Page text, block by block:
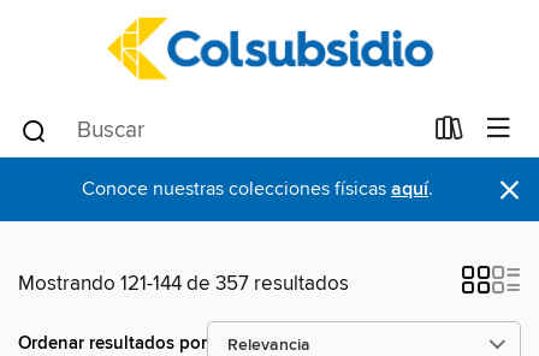
Conoce nuestras colecciones físicas aquí. ×
Mostrando 121-144 de 357 resultados
Ordenar resultados por